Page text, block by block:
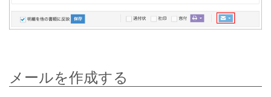
メールを作成する